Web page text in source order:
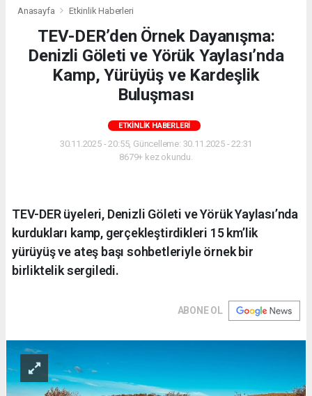
Anasayfa Etkinlik Haberleri
TEV-DER’den Örnek Dayanışma:
Denizli Göleti ve Yörük Yaylası’nda
Kamp, Yürüyüş ve Kardeşlik
Buluşması
ETKINLIK HABERLERI
30.11.2025 - 20:55, Güncelleme: 30.11.2025 - 22:31
8679+ kez okundu.
TEV-DER üyeleri, Denizli Göleti ve Yörük Yaylası’nda
kurdukları kamp, gerçekleştirdikleri 15 km’lik
yürüyüş ve ateş başı sohbetleriyle örnek bir
birliktelik sergiledi.
ABONE OL